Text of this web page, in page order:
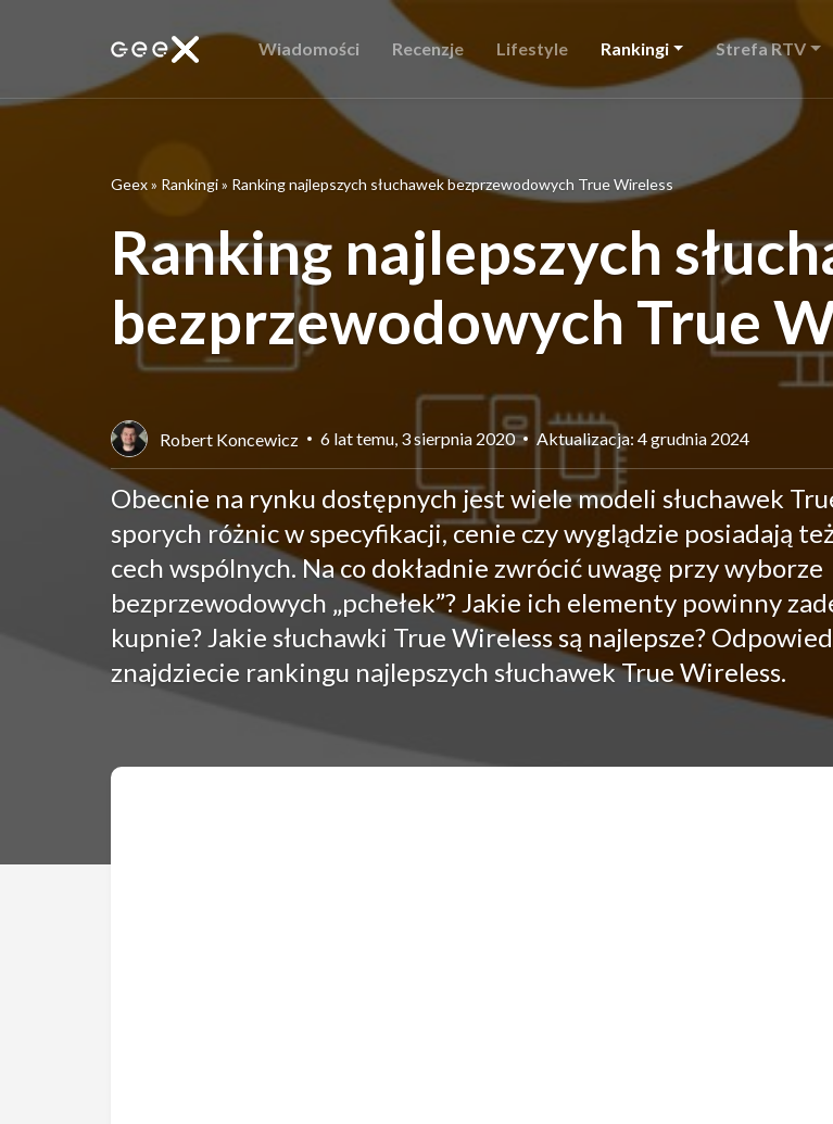
Wiadomości Recenzje Lifestyle Rankingi Strefa RTV
Geex» Rankingi» Ranking najlepszych słuchawek bezprzewodowych True Wireless
Ranking najlepszych
bezprzewodowych True
Robert Koncewicz 6 lat temu, 3 sierpnia 2020 Aktualizacja: 4 grudnia 2024
Obecnie na rynku dostępnych jest wiele modeli słuchawek
sporych różnic w specyfikacji, cenie czy wyglądzie posiadają
cech wspólnych. Na co dokładnie zwrócić uwagę przy wyborze
bezprzewodowych „pchełek”? Jakie ich elementy powinny
kupnie? Jakie słuchawki True Wireless są najlepsze?
znajdziecie rankingu najlepszych słuchawek True Wireless.